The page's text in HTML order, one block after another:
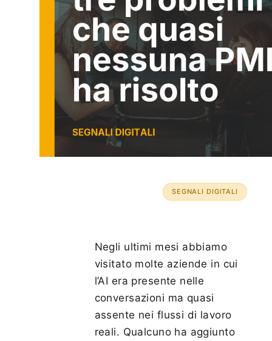
SEGNALI DIGITALI
Negli ultimi mesi abbiamo
visitato molte aziende in cui
l’AI era presente nelle
conversazioni ma quasi
assente nei flussi di lavoro
reali. Qualcuno ha aggiunto